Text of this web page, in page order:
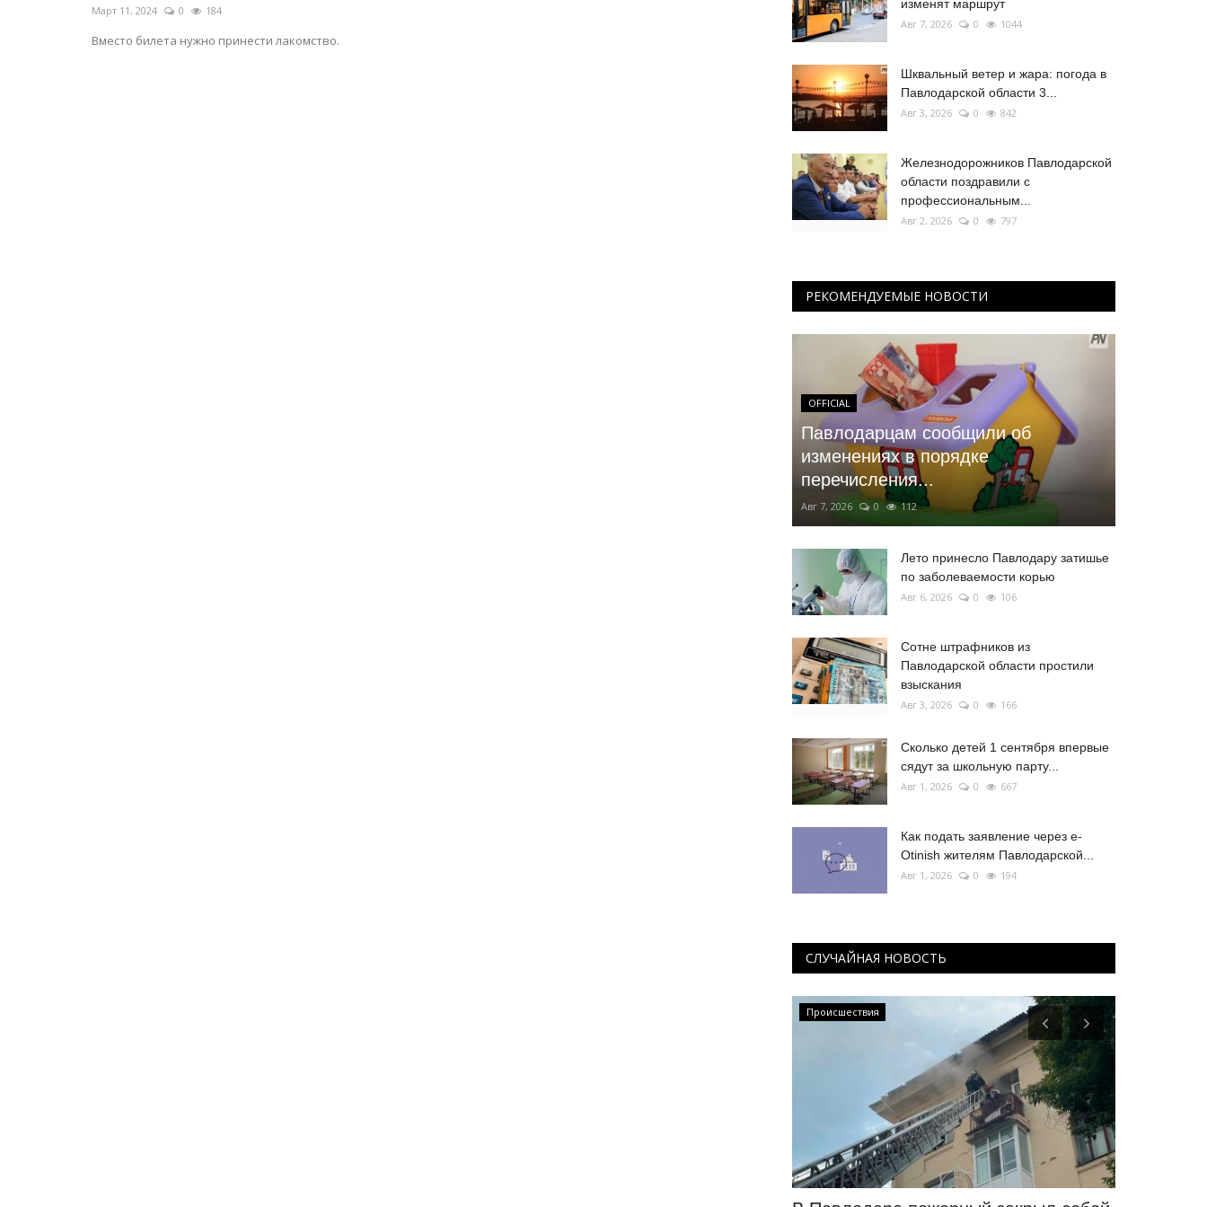
Март 11, 2024 0 184
Вместо билета нужно принести лакомство.
изменят маршрут
Авг 7, 2026 0 1044
Шквальный ветер и жара: погода в
Павлодарской области 3...
Авг 3, 2026 0 842
Железнодорожников Павлодарской
области поздравили с
профессиональным...
Авг 2, 2026 0 797
РЕКОМЕНДУЕМЫЕ НОВОСТИ
OFFICIAL
Павлодарцам сообщили об
изменениях в порядке
перечисления...
Авг 7, 2026 0 112
Лето принесло Павлодару затишье
по заболеваемости корью
Авг 6, 2026 0 106
Сотне штрафников из
Павлодарской области простили
взыскания
Авг 3, 2026 0 166
Сколько детей 1 сентября впервые
сядут за школьную парту...
Авг 1, 2026 0 667
Как подать заявление через e-
Otinish жителям Павлодарской...
Авг 1, 2026 0 194
СЛУЧАЙНАЯ НОВОСТЬ
Происшествия